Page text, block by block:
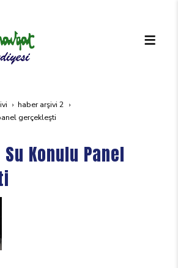
haber arşivi 2
gerçekleşti
Konulu Panel